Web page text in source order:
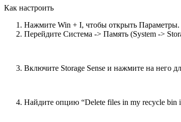
Как настроить
Нажмите Win + I, чтобы открыть Параметры.
Перейдите Система -> Память (System ->
Включите Storage Sense и нажмите на него
Найдите опцию “Delete files in my recycle bin